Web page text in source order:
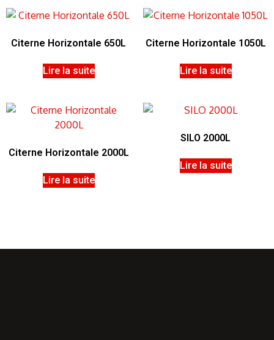
Citerne Horizontale 650L
Lire la suite
Citerne Horizontale 1050L
Lire la suite
Citerne Horizontale 2000L
Lire la suite
SILO 2000L
Lire la suite